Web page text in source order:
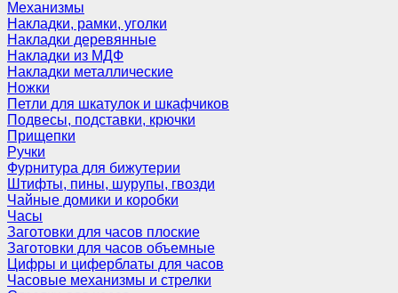
Механизмы
Накладки, рамки, уголки
Накладки деревянные
Накладки из МДФ
Накладки металлические
Ножки
Петли для шкатулок и шкафчиков
Подвесы, подставки, крючки
Прищепки
Ручки
Фурнитура для бижутерии
Штифты, пины, шурупы, гвозди
Чайные домики и коробки
Часы
Заготовки для часов плоские
Заготовки для часов объемные
Цифры и циферблаты для часов
Часовые механизмы и стрелки